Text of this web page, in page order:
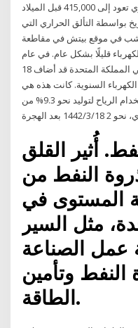
الحرارية المتجددة في شكل الوقود الحيوي تعود إلى 415,000 قبل الميلاد
بواسطة التألق الحراري التي
في موقع بيتش في مقاطعة
قليلًا بشكل عام. في عام
2015، قُدّر أن استخدام طاقة الرياح في المملكة المتحدة قد أضاف 18
السنوية. كانت هذه هي
التكلفة الإضافية للمستهلكين لاستخدام الرياح لتوليد نحو 9.3% من
الهجرة
أُثير القلق
النفط من
المستوى في
مثل السير
عمل الصناعة
النفط وتأمين
الطاقة.